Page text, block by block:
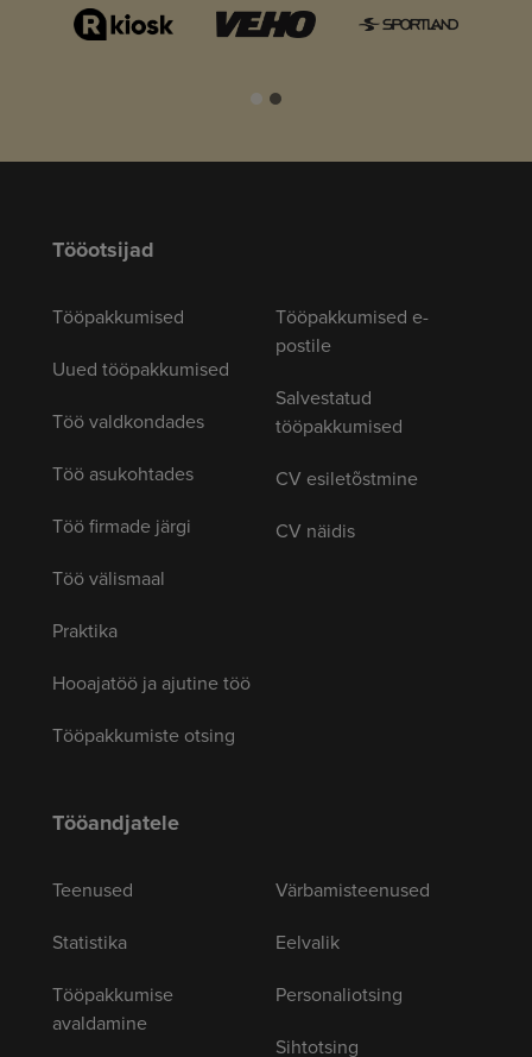
Tööotsijad
Tööpakkumised
Uued tööpakkumised
Töö valdkondades
Töö asukohtades
Töö firmade järgi
Töö välismaal
Praktika
Hooajatöö ja ajutine töö
Tööpakkumiste otsing
Tööpakkumised e-
postile
Salvestatud
tööpakkumised
CV esiletõstmine
CV näidis
Tööandjatele
Teenused
Statistika
Tööpakkumise
avaldamine
Värbamisteenused
Eelvalik
Personaliotsing
Sihtotsing